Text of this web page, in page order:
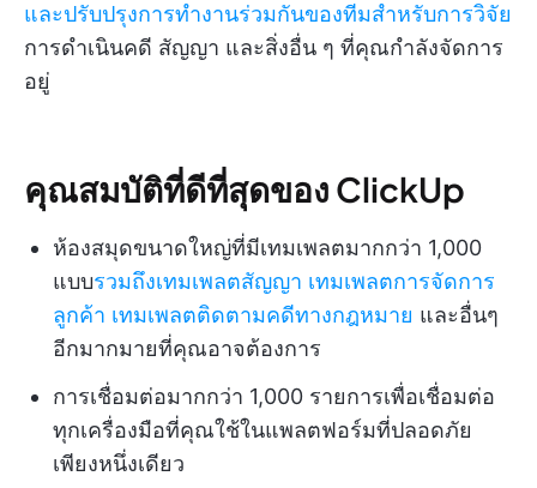
และปรับปรุงการทำงานร่วมกันของทีมสำหรับการวิจัย
การดำเนินคดี สัญญา และสิ่งอื่น ๆ ที่คุณกำลังจัดการ
อยู่
คุณสมบัติที่ดีที่สุดของ ClickUp
ห้องสมุดขนาดใหญ่ที่มีเทมเพลตมากกว่า 1,000
แบบรวมถึงเทมเพลตสัญญา เทมเพลตการจัดการ
ลูกค้า เทมเพลตติดตามคดีทางกฎหมาย และอื่นๆ
อีกมากมายที่คุณอาจต้องการ
การเชื่อมต่อมากกว่า 1,000 รายการเพื่อเชื่อมต่อ
ทุกเครื่องมือที่คุณใช้ในแพลตฟอร์มที่ปลอดภัย
เพียงหนึ่งเดียว